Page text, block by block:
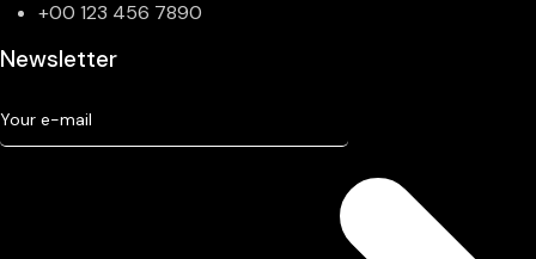
+00 123 456 7890
Newsletter